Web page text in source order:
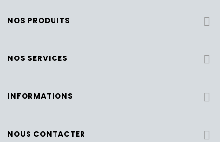
NOS PRODUITS 
NOS SERVICES 
INFORMATIONS 
NOUS CONTACTER 